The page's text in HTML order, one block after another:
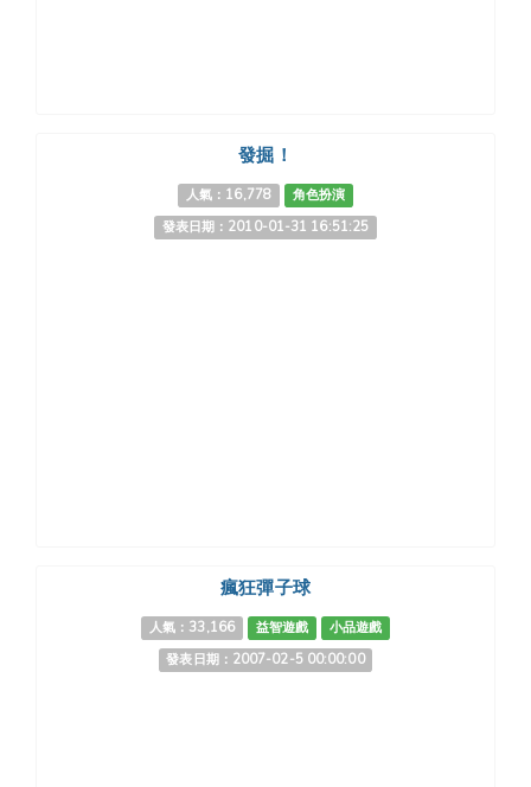
發掘！
人氣：16,778
角色扮演
發表日期：2010-01-31 16:51:25
瘋狂彈子球
人氣：33,166 益智遊戲
小品遊戲
發表日期：2007-02-5 00:00:00